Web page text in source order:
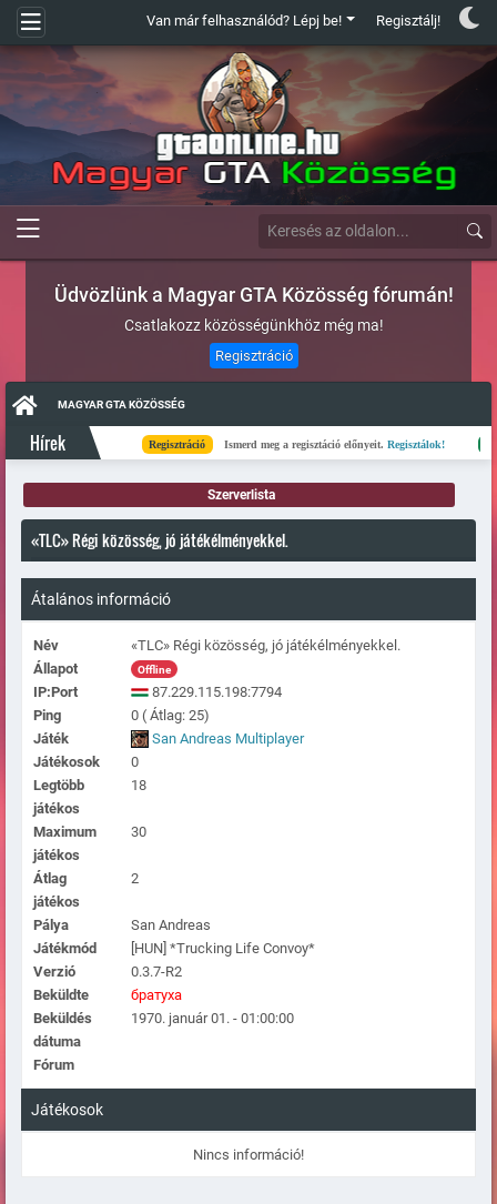
Van már felhasználód? Lépj be! Regisztálj!
Üdvözlünk a Magyar GTA Közösség fórumán!
Csatlakozz közösségünkhöz még ma!
Regisztráció
MAGYAR GTA KÖZÖSSÉG
Hírek Regisztráció Ismerd meg a regisztáció előnyeit.Regisztálok! Kész
Szerverlista
«TLC» Régi közösség, jó játékélményekkel.
Átalános információ
Név
«TLC» Régi közösség, jó játékélményekkel.
Állapot
Offline
IP:Port
87.229.115.198:7794
Ping
0 ( Átlag: 25)
Játék
San Andreas Multiplayer
Játékosok
0
Legtöbb
játékos
18
Maximum
játékos
30
Átlag
játékos
2
Pálya
San Andreas
Játékmód
[HUN] *Trucking Life Convoy*
Verzió
0.3.7-R2
Beküldte
братуха
Beküldés
dátuma
1970. január 01. - 01:00:00
Fórum
Játékosok
Nincs információ!